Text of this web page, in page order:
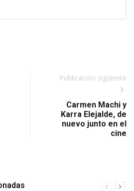
Publicación siguiente
Carmen Machi y
Karra Elejalde, de
nuevo junto en el
cine